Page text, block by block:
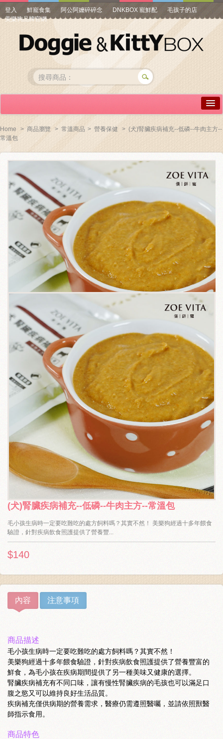
登入 鮮寵食集 阿公阿嬤碎碎念 DNKBOX 寵鮮配
毛孩子的店
美樂狗品牌官網
常見問答
商品瀏覽
線上訂購
帳號專區
關於我們
毛孩健康之道
Home > 商品瀏覽 > 常溫商品 > 營養保健 > (犬)腎臟疾病補充--低磷--牛肉主方--
常溫包
(犬)腎臟疾病補充--低磷--牛肉主方--常溫包
毛小孩生病時一定要吃難吃的處方飼料嗎？其實不然！ 美樂狗經過十多年餵食
驗證，針對疾病飲食照護提供了營養豐...
$140
內容 注意事項
商品描述
毛小孩生病時一定要吃難吃的處方飼料嗎？其實不然！
美樂狗經過十多年餵食驗證，針對疾病飲食照護提供了營養豐富的
鮮食，為毛小孩在疾病期間提供了另一種美味又健康的選擇。
腎臟疾病補充有不同口味，讓有慢性腎臟疾病的毛孩也可以滿足口
腹之慾又可以維持良好生活品質。
疾病補充僅供病期的營養需求，醫療仍需遵照醫囑，並請依照獸醫
師指示食用。
商品特色